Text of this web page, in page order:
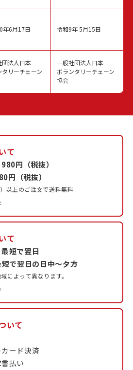
年6月17日
団法人日本
タリーチェーン
令和9年 5月15日
一般社団法人日本
ボランタリーチェーン
協会
て
980円（税抜）
円（税抜）
以上のご注文で送料無料
て
最短で翌日
短で翌日の日中〜夕方
によって異なります。
いて
ード決済
払い